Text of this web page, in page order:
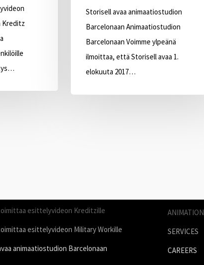
Kreditz
Storisell avaa animaatiostudion
Barcelonaan Animaatiostudion
Barcelonaan Voimme ylpeänä
ilmoittaa, että Storisell avaa 1.
elokuuta 2017…
esittelyvideon Kreditzille
esittelyvideon Military Workille
animaatiostudion Barcelonaan
ANIMATION
SERVICES
CAREERS